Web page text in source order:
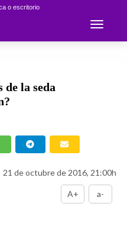
o escritorio
Toggle
de la seda
21 de octubre de 2016, 21:00h
A+ a-